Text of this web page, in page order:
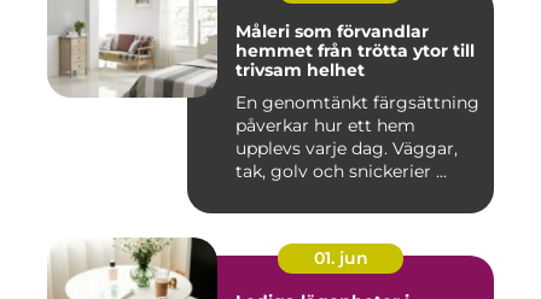
Måleri som förvandlar
hemmet från trötta ytor till
trivsam helhet
En genomtänkt färgsättning
påverkar hur ett hem
upplevs varje dag. Väggar,
tak, golv och snickerier ...
01. jun